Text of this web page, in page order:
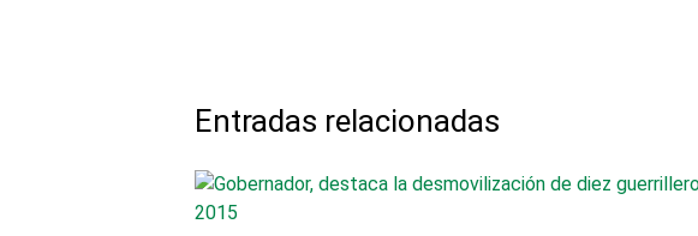
Entradas relacionadas